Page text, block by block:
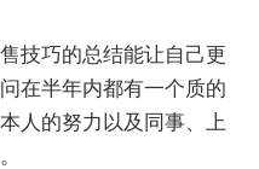
技巧的总结能让自己更
在半年内都有一个质的
人的努力以及同事、上